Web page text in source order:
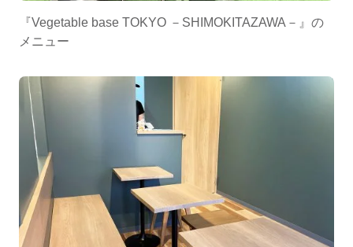
『Vegetable base TOKYO －SHIMOKITAZAWA－』の
メニュー